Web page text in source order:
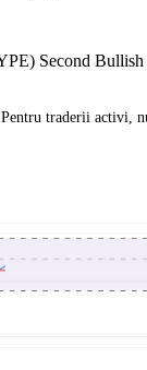
Second
traderii activi,